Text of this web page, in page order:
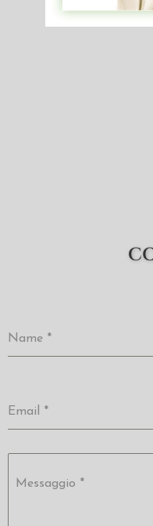
Name *
Email *
Messaggio *